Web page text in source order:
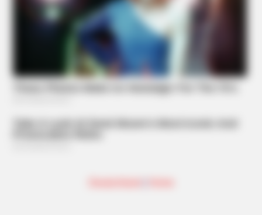
Knee Arthritis: A Simple Tip For Pain Relief
Wedding Photo Goes Viral After Groom's Pants Rip!